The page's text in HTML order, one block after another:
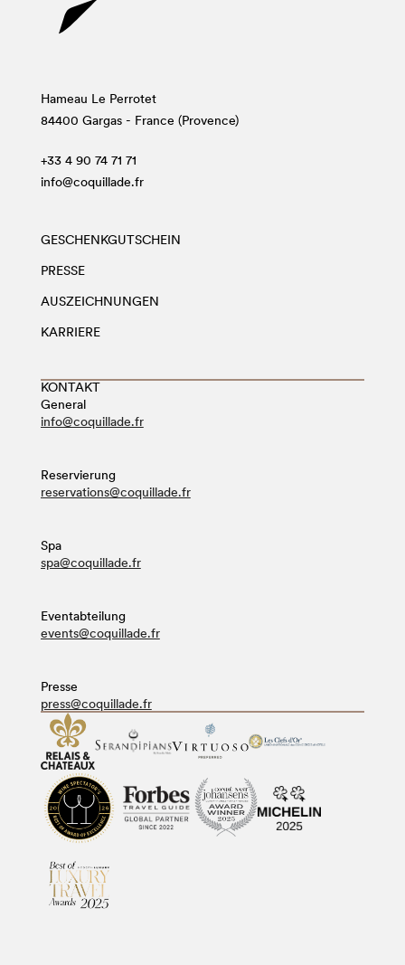
Hameau Le Perrotet
84400 Gargas - France (Provence)
+33 4 90 74 71 71
info@coquillade.fr
GESCHENKGUTSCHEIN
PRESSE
AUSZEICHNUNGEN
KARRIERE
KONTAKT
General
info@coquillade.fr
Reservierung
reservations@coquillade.fr
Spa
spa@coquillade.fr
Eventabteilung
events@coquillade.fr
Presse
press@coquillade.fr